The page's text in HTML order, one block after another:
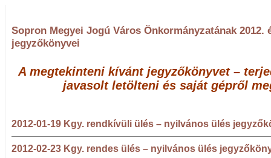
Sopron Megyei Jogú Város Önkormányzatának 2012.
jegyzőkönyvei
A megtekinteni kívánt jegyzőkönyvet –
javasolt letölteni és saját gépről
2012-01-19 Kgy. rendkívüli ülés – nyilvános ülés
2012-02-23 Kgy. rendes ülés – nyilvános ülés